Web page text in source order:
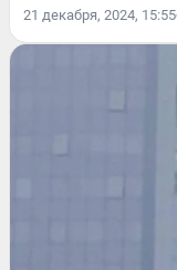
21 декабря, 2024, 15:55